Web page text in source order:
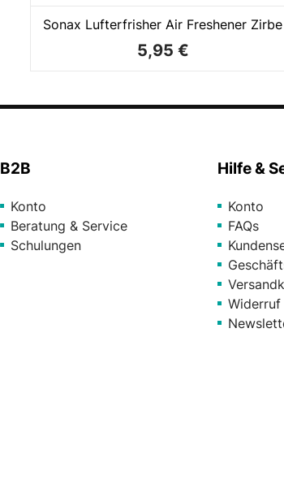
Sonax Lufterfrisher Air Freshener Zirbe
5,95 €
B2B
Konto
Beratung & Service
Schulungen
Hilfe &
Konto
FAQs
Widerruf